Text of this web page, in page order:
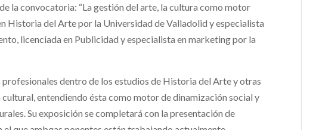
la convocatoria: “La gestión del arte, la cultura como motor
Historia del Arte por la Universidad de Valladolid y especialista
licenciada en Publicidad y especialista en marketing por la
dentro de los estudios de Historia del Arte y otras
entendiendo ésta como motor de dinamización social y
Su exposición se completará con la presentación de